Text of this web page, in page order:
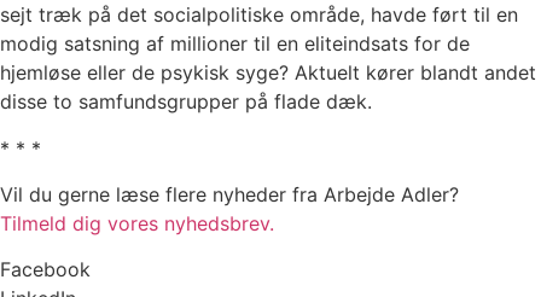
sejt træk på det socialpolitiske område, havde ført til en
modig satsning af millioner til en eliteindsats for de
hjemløse eller de psykisk syge? Aktuelt kører blandt andet
disse to samfundsgrupper på flade dæk.
* * *
Vil du gerne læse flere nyheder fra Arbejde Adler?
Tilmeld dig vores nyhedsbrev.
Facebook